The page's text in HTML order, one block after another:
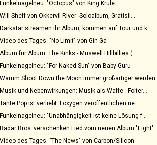
Funkelnagelneu: "Octopus" von King Krule
Will Sheff von Okkervil River: Soloalbum, Gratisli...
Darkstar streamen ihr Album, kommen auf Tour und k...
Video des Tages: "No Limit" von Gin Ga
Album für Album: The Kinks - Muswell Hillbillies (...
Funkelnagelneu: "For Naked Sun" von Baby Guru
Warum Shoot Down the Moon immer großartiger werden...
Musik und Nebenwirkungen: Musik als Waffe - Folter...
Tante Pop ist verliebt: Foxygen veröffentlichen ne...
Funkelnagelneu: "Unabhängigkeit ist keine Lösung f...
Radar Bros. verschenken Lied vom neuen Album "Eight"
Video des Tages: "The News" von Carbon/Silicon